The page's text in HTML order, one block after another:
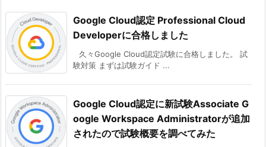
Google Cloud認定 Professional Cloud
Developerに合格しました
久々Google Cloud認定試験に合格しました。 試
験対策 まずは試験ガイド ...
Google Cloud認定に新試験Associate G
oogle Workspace Administratorが追加
されたので試験概要を調べてみた